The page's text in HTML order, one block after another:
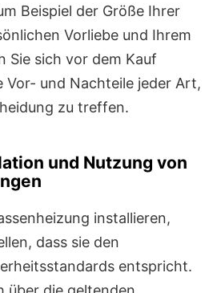
Beispiel der Größe Ihrer
Vorliebe und Ihrem
Sie sich vor dem Kauf
Vor- und Nachteile jeder Art,
zu treffen.
und Nutzung von
installieren,
dass sie den
entspricht.